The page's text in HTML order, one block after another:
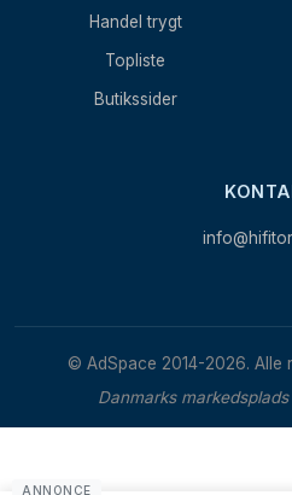
Handel trygt
Topliste
Butikssider
© AdSpace 2014-2026. Alle
Danmarks